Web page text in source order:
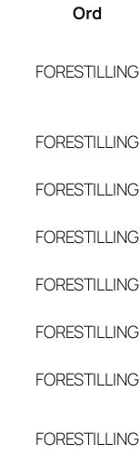
Ord
FORESTILLING
FORESTILLING
FORESTILLING
FORESTILLING
FORESTILLING
FORESTILLING
FORESTILLING
FORESTILLING